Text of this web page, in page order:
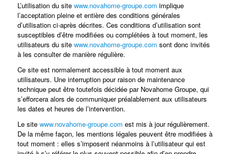
L’utilisation du site www.novahome-groupe.com implique
l’acceptation pleine et entière des conditions générales
d’utilisation ci-après décrites. Ces conditions d’utilisation sont
susceptibles d’être modifiées ou complétées à tout moment, les
utilisateurs du site www.novahome-groupe.com sont donc invités
à les consulter de manière régulière.
Ce site est normalement accessible à tout moment aux
utilisateurs. Une interruption pour raison de maintenance
technique peut être toutefois décidée par Novahome Groupe, qui
s’efforcera alors de communiquer préalablement aux utilisateurs
les dates et heures de l’intervention.
Le site www.novahome-groupe.com est mis à jour régulièrement.
De la même façon, les mentions légales peuvent être modifiées à
tout moment : elles s’imposent néanmoins à l’utilisateur qui est